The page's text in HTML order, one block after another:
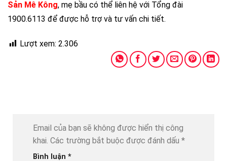
Sản Mê Kông, mẹ bầu có thể liên hệ với Tổng đài
1900.6113 để được hỗ trợ và tư vấn chi tiết.
Lượt xem: 2.306
Email của bạn sẽ không được hiển thị công
khai. Các trường bắt buộc được đánh dấu *
Bình luận *